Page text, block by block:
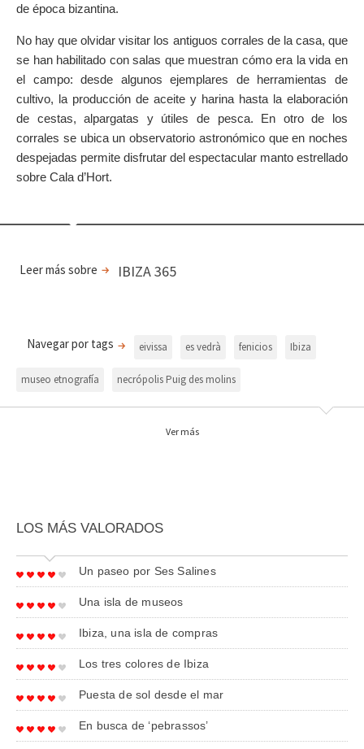
de época bizantina.
No hay que olvidar visitar los antiguos corrales de la casa, que
se han habilitado con salas que muestran cómo era la vida en
el campo: desde algunos ejemplares de herramientas de
cultivo, la producción de aceite y harina hasta la elaboración
de cestas, alpargatas y útiles de pesca. En otro de los
corrales se ubica un observatorio astronómico que en noches
despejadas permite disfrutar del espectacular manto estrellado
sobre Cala d’Hort.
Leer más sobre IBIZA 365
Navegar por tags eivissa es vedrà fenicios Ibiza
museo etnografía necrópolis Puig des molins
ses païsses de cala d’hort
Ver más
LOS MÁS VALORADOS
Un paseo por Ses Salines
Una isla de museos
Ibiza, una isla de compras
Los tres colores de Ibiza
Puesta de sol desde el mar
En busca de ‘pebrassos’